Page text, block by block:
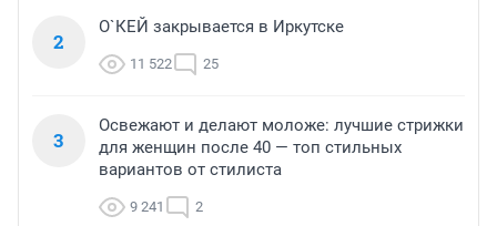
2
О`КЕЙ закрывается в Иркутске
11 522 25
3
Освежают и делают моложе: лучшие стрижки
для женщин после 40 — топ стильных
вариантов от стилиста
9 241 2